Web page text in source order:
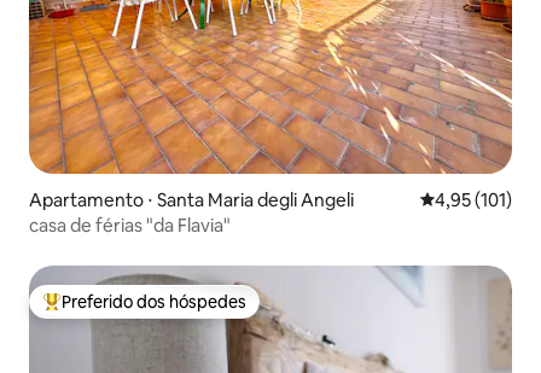
Apartamento ⋅ Santa Maria degli Angeli 4,95 de uma
4,95 (101)
casa de férias "da Flavia"
Entre os melhores preferidos dos hóspedes
Preferido dos hóspedes